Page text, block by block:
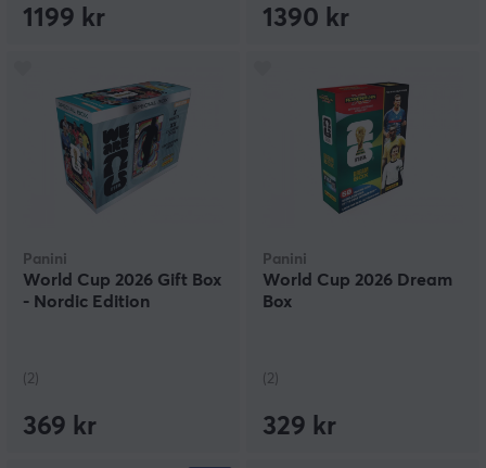
1199 kr 1390 kr
Panini
World Cup 2026 Gift Box
- Nordic Edition
(2)
369 kr
Panini
World Cup 2026 Dream
Box
(2)
329 kr